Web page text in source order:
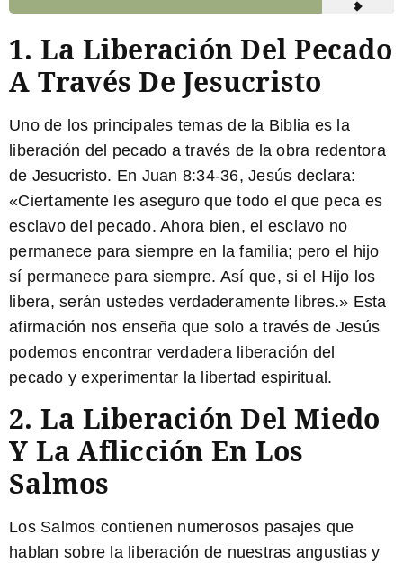
1. La Liberación Del Pecado
A Través De Jesucristo
Uno de los principales temas de la Biblia es la
liberación del pecado a través de la obra redentora
de Jesucristo. En Juan 8:34-36, Jesús declara:
«Ciertamente les aseguro que todo el que peca es
esclavo del pecado. Ahora bien, el esclavo no
permanece para siempre en la familia; pero el hijo
sí permanece para siempre. Así que, si el Hijo los
libera, serán ustedes verdaderamente libres.» Esta
afirmación nos enseña que solo a través de Jesús
podemos encontrar verdadera liberación del
pecado y experimentar la libertad espiritual.
2. La Liberación Del Miedo
Y La Aflicción En Los
Salmos
Los Salmos contienen numerosos pasajes que
hablan sobre la liberación de nuestras angustias y